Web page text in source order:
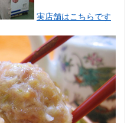
実店舗はこちらです